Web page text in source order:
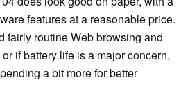
features at a reasonable price.
fairly routine Web browsing and
if battery life is a major concern,
a bit more for better